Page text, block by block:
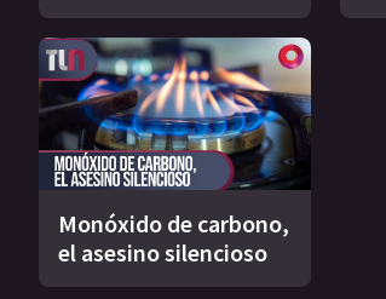
Monóxido de carbono,
el asesino silencioso